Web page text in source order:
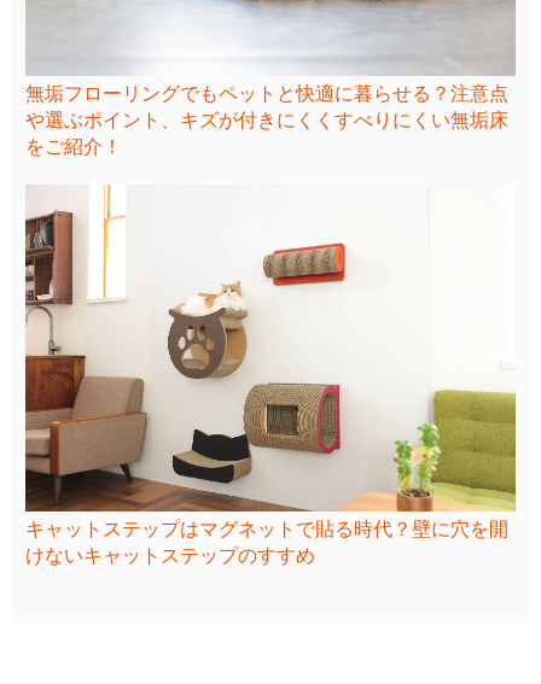
無垢フローリングでもペットと快適に暮らせる？注意点
や選ぶポイント、キズが付きにくくすべりにくい無垢床
をご紹介！
キャットステップはマグネットで貼る時代？壁に穴を開
けないキャットステップのすすめ